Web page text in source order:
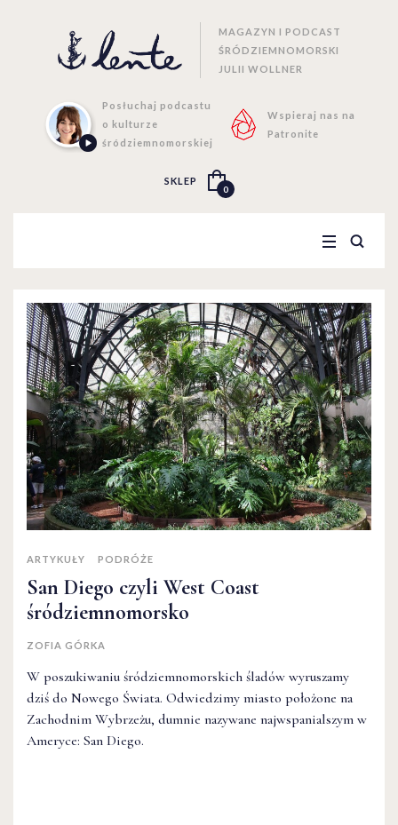
MAGAZYN I PODCAST
ŚRÓDZIEMNOMORSKI
JULII WOLLNER
Posłuchaj podcastu
o kulturze
śródziemnomorskiej
Wspieraj nas na
Patronite
SKLEP
0
ARTYKUŁY PODRÓŻE
San Diego czyli West Coast
śródziemnomorsko
ZOFIA GÓRKA
W poszukiwaniu śródziemnomorskich śladów wyruszamy
dziś do Nowego Świata. Odwiedzimy miasto położone na
Zachodnim Wybrzeżu, dumnie nazywane najwspanialszym w
Ameryce: San Diego.